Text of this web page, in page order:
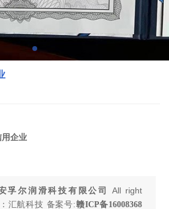
用企业
孚尔润滑科技有限公司
All right
汇航科技 备案号:赣ICP备16008368